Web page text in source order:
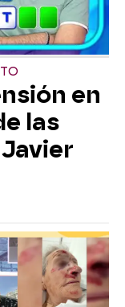
en
las